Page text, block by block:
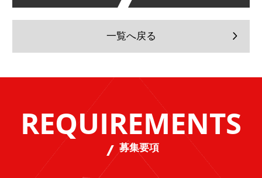
一覧へ戻る
REQUIREMENTS
募集要項